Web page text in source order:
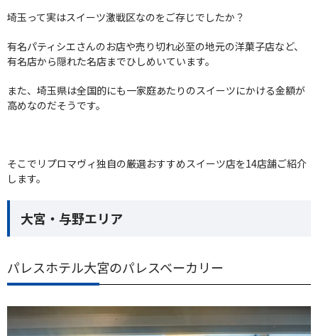
埼玉って実はスイーツ激戦区なのをご存じでしたか？
有名パティシエさんのお店や売り切れ必至の地元の洋菓子店など、
有名店から隠れた名店までひしめいています。
また、埼玉県は全国的にも一家庭あたりのスイーツにかける金額が
高めなのだそうです。
そこでリプロマヴィ独自の厳選おすすめスイーツ店を14店舗ご紹介
します。
大宮・与野エリア
パレスホテル大宮のパレスベーカリー